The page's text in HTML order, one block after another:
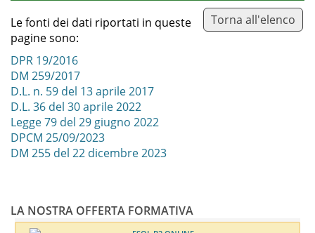
Codice Note
Classe di concorso ex A70 –
Italiano, storia ed
educazione civica,
geografia, nella scuola
secondaria di I grado con
lingua di insegnamento
slovena
Classe di concorso ex A72 –
Discipline letterarie
Torna all'elenco
Le fonti dei dati riportati in queste
pagine sono:
DPR 19/2016
DM 259/2017
D.L. n. 59 del 13 aprile 2017
D.L. 36 del 30 aprile 2022
Legge 79 del 29 giugno 2022
DPCM 25/09/2023
DM 255 del 22 dicembre 2023
LA NOSTRA OFFERTA FORMATIVA